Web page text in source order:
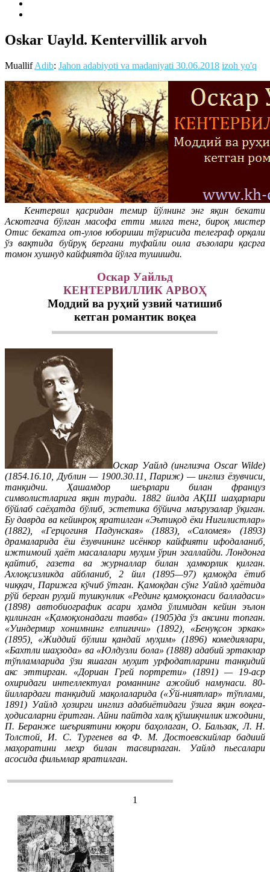
Oskar Uayld. Kentervillik arvoh
MuallifAdib: Jahon adabiyoti va madaniyati 30.06.2018 izoh yo'q
Кентервил қасридан темир йўлнинг энг яқин бекати
Аскотгача бўлган масофа етти милга тенг, бироқ мистер
Отис бекатга от-улов юбориши тўғрисида телеграф орқали
ўз вақтида буйруқ бергани туфайли оила аъзолари қасрга
томон хушнуд кайфиятда йўлга тушишди.
Оскар Уайльд
КЕНТЕРВИЛЛИК АРВОҲ
Моддий ва руҳий узвий чатишиб
кетган романтик воқеа
Оскар Уайлд (инглизча Oscar Wilde)
(1854.16.10, Дублин — 1900.30.11, Париж) — инглиз ёзувчиси,
танқидчи. Ҳашамдор шеърлари билан француз
символистларига яқин туради. 1882 йилда АҚШ шаҳарлари
бўйлаб саёҳатда бўлиб, эстетика бўйича маърузалар ўқиган.
Бу даврда ва кейинроқ яратилган «Эътиқод ёки Нигилистлар»
(1882), «Герцогиня Падунская» (1883), «Саломея» (1893)
драмаларида ёш ёзувчининг исёнкор кайфияти ифодаланиб,
ижтимоий ҳаёт масалалари муҳим ўрин эгаллайди. Лондонга
қайтиб, газета ва журналлар билан ҳамкорлик қилган.
Ахлоқсизликда айбланиб, 2 йил (1895—97) қамоқда ётиб
чиққач, Парижга кўчиб ўтган. Қамоқдан сўнг Уайлд ҳаётида
рўй берган руҳий тушкунлик «Рединг қамоқхонаси балладаси»
(1898) автобиографик асари ҳамда ўлимидан кейин эълон
қилинган «Қамоқхонадаги тавба» (1905)да ўз аксини топган.
«Уиндермир хонимнинг елпиғичи» (1892), «Бенуқсон эркак»
(1895), «Жиддий бўлиш қандай муҳим» (1896) комедиялари,
«Бахтли шаҳзода» ва «Юлдузли бола» (1888) адабий эртаклар
тўпламларида ўзи яшаган муҳит урфодатларини танқидий
акс эттирган. «Дориан Грей портрети» (1891) — 19-аср
охиридаги интеллектуал романнинг ажойиб намунаси. 80-
йиллардаги танқидий мақолаларида («Ўй-ниятлар» тўплами,
1891) Уайлд ҳозирги инглиз адабиётидаги ўзига яқин воқеа-
ҳодисаларни ёритган. Айни пайтда халқ қўшиқчилик ижодини,
П. Беранже шеъриятини юқори баҳолаган, О. Бальзак, Л. Н.
Толстой, И. С. Тургенев ва Ф. М. Достоевскийлар бадиий
маҳоратини меҳр билан тасвирлаган. Уайлд пьесалари
асосида фильмлар яратилган.
1